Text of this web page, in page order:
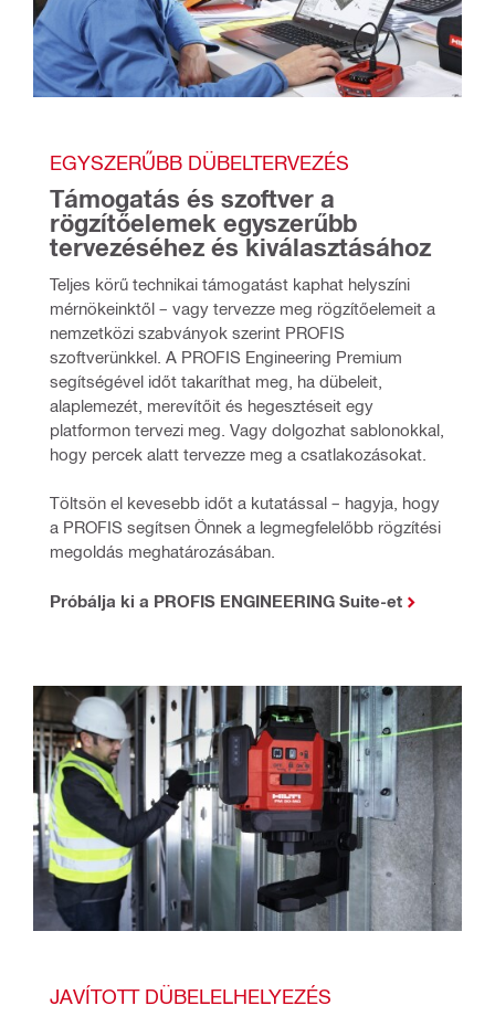
EGYSZERŰBB DÜBELTERVEZÉS
Támogatás és szoftver a
rögzítőelemek egyszerűbb
tervezéséhez és kiválasztásához
Teljes körű technikai támogatást kaphat helyszíni
mérnökeinktől – vagy tervezze meg rögzítőelemeit a
nemzetközi szabványok szerint PROFIS
szoftverünkkel. A PROFIS Engineering Premium
segítségével időt takaríthat meg, ha dübeleit,
alaplemezét, merevítőit és hegesztéseit egy
platformon tervezi meg. Vagy dolgozhat sablonokkal,
hogy percek alatt tervezze meg a csatlakozásokat.
Töltsön el kevesebb időt a kutatással – hagyja, hogy
a PROFIS segítsen Önnek a legmegfelelőbb rögzítési
megoldás meghatározásában.
Próbálja ki a PROFIS ENGINEERING Suite-et
JAVÍTOTT DÜBELELHELYEZÉS